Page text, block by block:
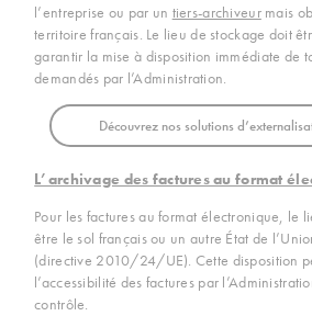
l’entreprise ou par un tiers-archiveurmais
territoire français. Le lieu de stockage doit
garantir la mise à disposition immédiate de
demandés par l’Administration.
Découvrez nos solutions
L’archivage des factures au format
Pour les factures au format électronique, le
être le sol français ou un autre État de
(directive 2010/24/UE). Cette disposition
l’accessibilité des factures par
contrôle.